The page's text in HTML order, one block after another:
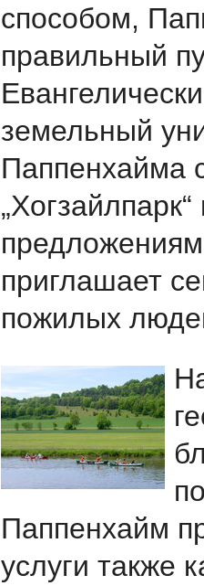
способом,
правильный
земельный
Паппенхаймa
приглашает
пожилых
Паппенхайм
услуги также